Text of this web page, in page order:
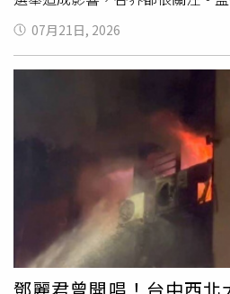
114年4月16日發布修正「執行死
間僅有10日(如含例假日在內共
112年10月23日函釋得例外可縮
具有明顯重大瑕疵，對死刑犯提
明顯牴觸憲法法庭113年憲判字第
治權利國際公約第6條，且對執行
有「受刑能力」，立法尚未修正
違反正當法律程序，確有重大違
麟凱犯案時23歲，服役時不滿王
向黃男索討20萬元借款，2013年
潛入王家，先用童軍繩絞殺王母
逼下班返家的王女打「分手砲」
男行凶後逃到頂樓 水塔旁藏匿4個
07月21日, 2026
鄧麗君曾開唱！台中西北